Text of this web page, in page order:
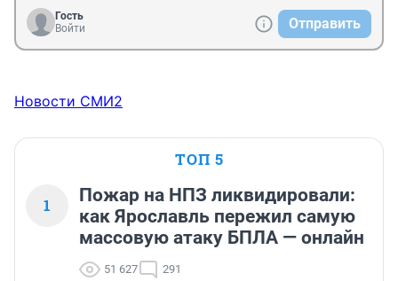
Гость
Войти
Отправить
Новости СМИ2
ТОП 5
1
Пожар на НПЗ ликвидировали:
как Ярославль пережил самую
массовую атаку БПЛА — онлайн
51 627 291